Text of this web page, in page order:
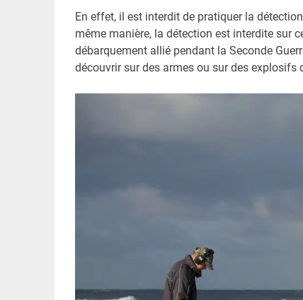
En effet, il est interdit de pratiquer la
même manière, la détection est interdite sur
débarquement allié pendant la Seconde
découvrir sur des armes ou sur des explosifs